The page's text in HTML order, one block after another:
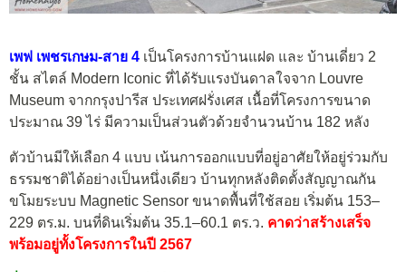
เพฟ เพชรเกษม-สาย 4 เป็นโครงการบ้านแฝด และ บ้านเดี่ยว 2
ชั้น สไตล์ Modern Iconic ที่ได้รับแรงบันดาลใจจาก Louvre
Museum จากกรุงปารีส ประเทศฝรั่งเศส เนื้อที่โครงการขนาด
ประมาณ 39ไร่ มีความเป็นส่วนตัวด้วยจำนวนบ้าน 182 หลัง
ตัวบ้านมีให้เลือก 4 แบบ เน้นการออกแบบที่อยู่อาศัยให้อยู่ร่วมกับ
ธรรมชาติได้อย่างเป็นหนึ่งเดียว บ้านทุกหลังติดตั้งสัญญาณกัน
ขโมยระบบ Magnetic Sensor ขนาดพื้นที่ใช้สอย เริ่มต้น 153–
229 ตร.ม. บนที่ดินเริ่มต้น 35.1–60.1 ตร.ว. คาดว่าสร้างเสร็จ
พร้อมอยู่ทั้งโครงการในปี 2567